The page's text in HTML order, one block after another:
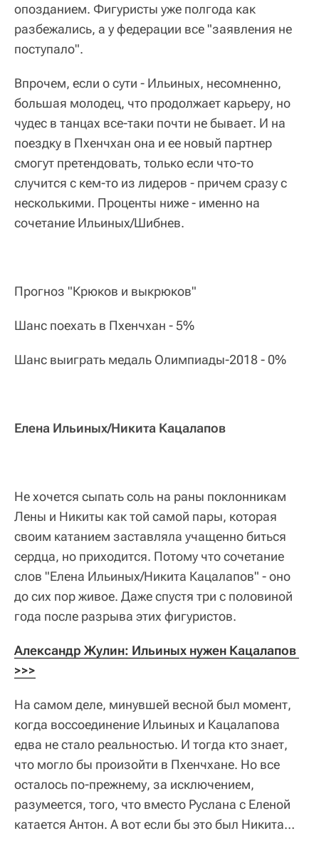
опозданием. Фигуристы уже полгода как
разбежались, а у федерации все "заявления не
поступало".
Впрочем, если о сути - Ильиных, несомненно,
большая молодец, что продолжает карьеру, но
чудес в танцах все-таки почти не бывает. И на
поездку в Пхенчхан она и ее новый партнер
смогут претендовать, только если что-то
случится с кем-то из лидеров - причем сразу с
несколькими. Проценты ниже - именно на
сочетание Ильиных/Шибнев.
Прогноз "Крюков и выкрюков"
Шанс поехать в Пхенчхан - 5%
Шанс выиграть медаль Олимпиады-2018 - 0%
Елена Ильиных/Никита Кацалапов
Не хочется сыпать соль на раны поклонникам
Лены и Никиты как той самой пары, которая
своим катанием заставляла учащенно биться
сердца, но приходится. Потому что сочетание
слов "Елена Ильиных/Никита Кацалапов" - оно
до сих пор живое. Даже спустя три с половиной
года после разрыва этих фигуристов.
Александр Жулин: Ильиных нужен Кацалапов
>>>
На самом деле, минувшей весной был момент,
когда воссоединение Ильиных и Кацалапова
едва не стало реальностью. И тогда кто знает,
что могло бы произойти в Пхенчхане. Но все
осталось по-прежнему, за исключением,
разумеется, того, что вместо Руслана с Еленой
катается Антон. А вот если бы это был Никита…